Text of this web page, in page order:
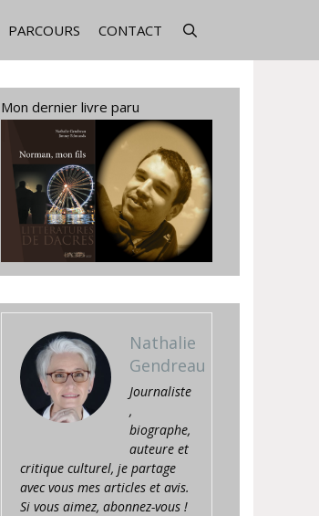
PARCOURS CONTACT
Mon dernier livre paru
Nathalie
Gendreau
Journaliste
,
biographe,
auteure et
critique culturel, je partage
avec vous mes articles et avis.
Si vous aimez, abonnez-vous !